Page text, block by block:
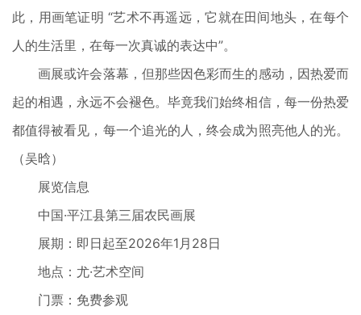
此，用画笔证明 “艺术不再遥远，它就在田间地头，在每个
人的生活里，在每一次真诚的表达中”。
画展或许会落幕，但那些因色彩而生的感动，因热爱而
起的相遇，永远不会褪色。毕竟我们始终相信，每一份热爱
都值得被看见，每一个追光的人，终会成为照亮他人的光。
（吴晗）
展览信息
中国·平江县第三届农民画展
展期：即日起至2026年1月28日
地点：尤·艺术空间
门票：免费参观